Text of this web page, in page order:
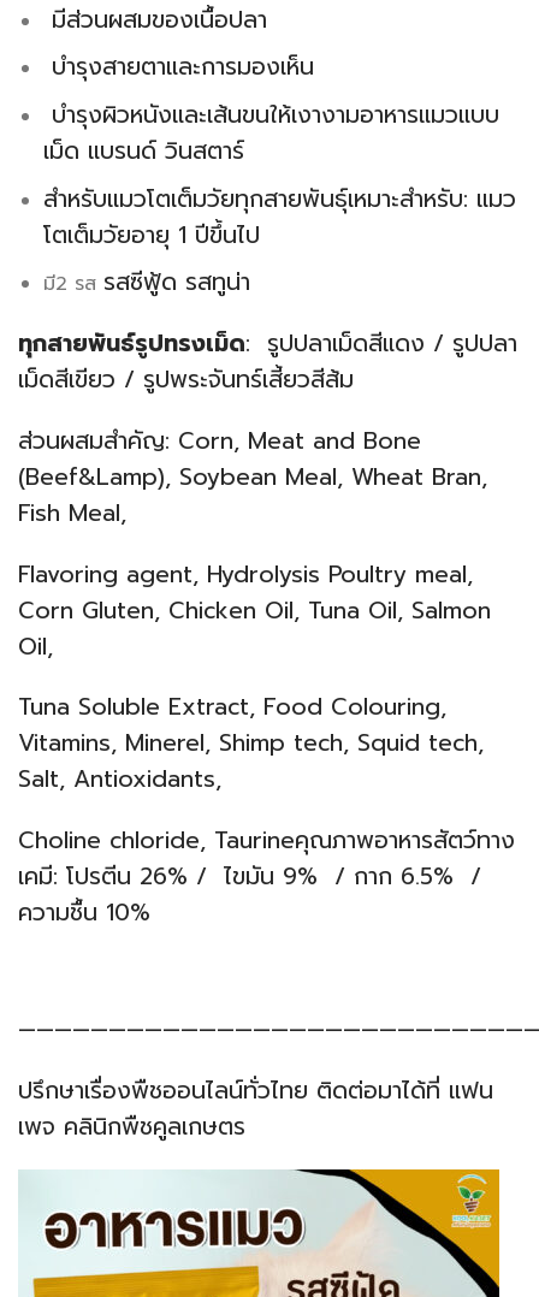
มีส่วนผสมของเนื้อปลา
บำรุงสายตาและการมองเห็น
บำรุงผิวหนังและเส้นขนให้เงางามอาหารแมวแบบ
เม็ด แบรนด์ วินสตาร์
สำหรับแมวโตเต็มวัยทุกสายพันธุ์เหมาะสำหรับ: แมว
โตเต็มวัยอายุ 1 ปีขึ้นไป
มี2 รส รสซีฟู้ด รสทูน่า
ทุกสายพันธ์รูปทรงเม็ด: รูปปลาเม็ดสีแดง / รูปปลา
เม็ดสีเขียว / รูปพระจันทร์เสี้ยวสีส้ม
ส่วนผสมสำคัญ: Corn, Meat and Bone
(Beef&Lamp), Soybean Meal, Wheat Bran,
Fish Meal,
Flavoring agent, Hydrolysis Poultry meal,
Corn Gluten, Chicken Oil, Tuna Oil, Salmon
Oil,
Tuna Soluble Extract, Food Colouring,
Vitamins, Minerel, Shimp tech, Squid tech,
Salt, Antioxidants,
Choline chloride, Taurineคุณภาพอาหารสัตว์ทาง
เคมี: โปรตีน 26% / ไขมัน 9% / กาก 6.5% /
ความชื้น 10%
ปรึกษาเรื่องพืชออนไลน์ทั่วไทย ติดต่อมาได้ที่ แฟน
เพจ คลินิกพืชคูลเกษตร